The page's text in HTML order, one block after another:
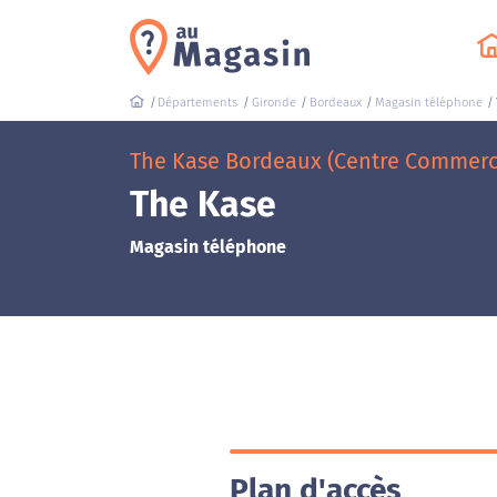
Départements Gironde Bordeaux Magasin téléphone
The Kase Bordeaux (Centre
The Kase
Magasin téléphone